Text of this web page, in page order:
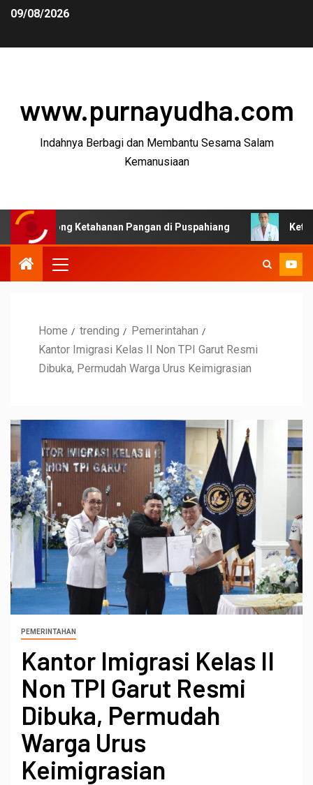
09/08/2026
www.purnayudha.com
Indahnya Berbagi dan Membantu Sesama Salam
Kemanusiaan
Ketahanan Pangan di Puspahiang Ketua MKEK
Home trending
Pemerintahan
Kantor Imigrasi Kelas II Non TPI Garut Resmi
Dibuka, Permudah Warga Urus Keimigrasian
PEMERINTAHAN
Kantor Imigrasi Kelas II
Non TPI Garut Resmi
Dibuka, Permudah
Warga Urus
Keimigrasian